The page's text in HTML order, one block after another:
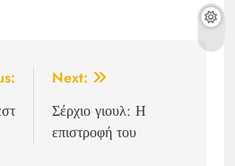
Next:
Σέρχιο γιουλ: Η
επιστροφή του